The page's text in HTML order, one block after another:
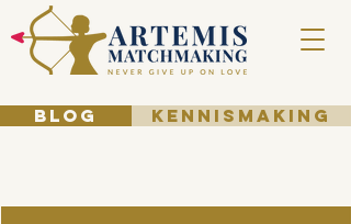
BLOG KENNISMAKING